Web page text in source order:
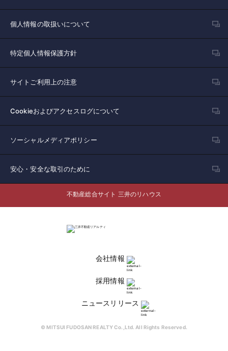
個人情報の取扱いについて
特定個人情報保護方針
サイトご利用上の注意
Cookieおよびアクセスログについて
ソーシャルメディアポリシー
安心・安全な取引のために
不動産総合サイト 三井のリハウス
会社情報
採用情報
ニュースリリース
© MITSUI FUDOSAN REALTY Co.,Ltd. All Rights Reserved.